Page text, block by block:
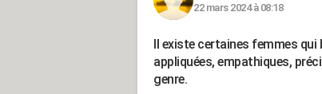
22 mars 2024 à 08:18
Il existe certaines femmes
appliquées, empathiques,
genre.